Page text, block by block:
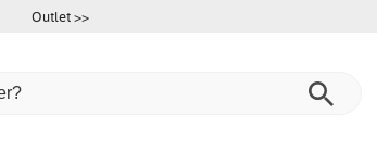
Outlet >>